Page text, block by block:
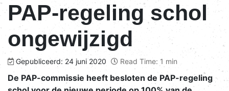
PAP-regeling schol
ongewijzigd
Gepubliceerd: 24 juni 2020 Read Time: 1 min
De PAP-commissie heeft besloten de PAP-regeling